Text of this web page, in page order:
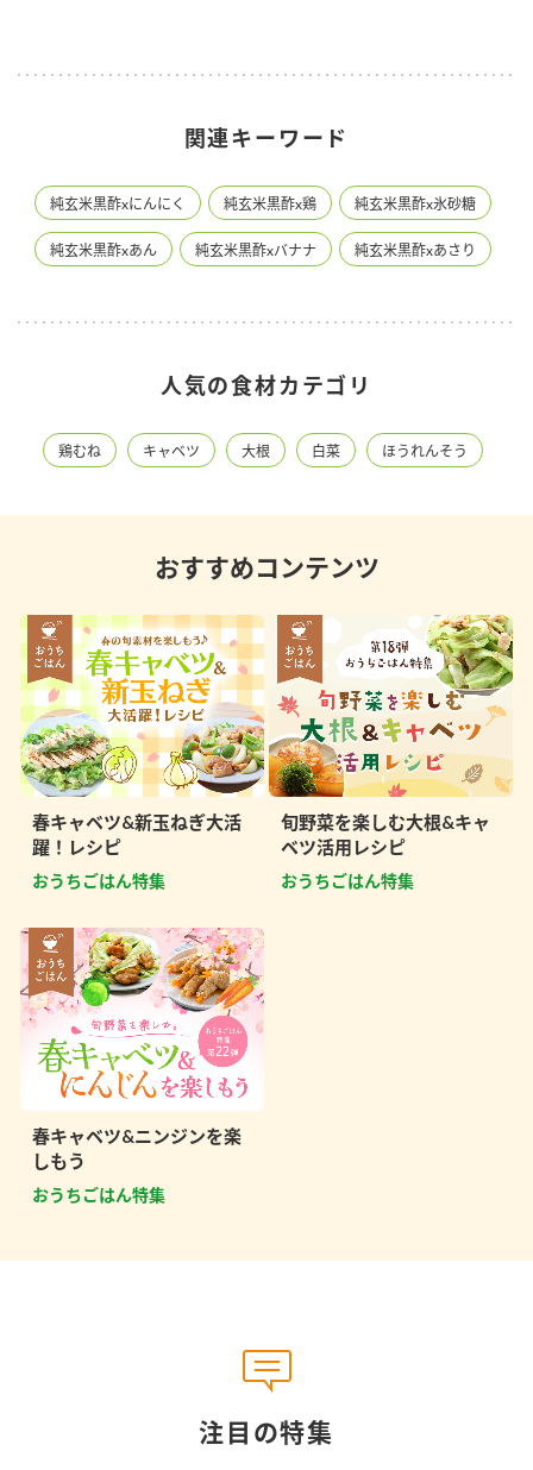
関連キーワード
純玄米黒酢xにんにく 純玄米黒酢x鶏 純玄米黒酢x氷砂糖
純玄米黒酢xあん 純玄米黒酢xバナナ 純玄米黒酢xあさり
人気の食材カテゴリ
鶏むね キャベツ 大根 白菜 ほうれんそう
おすすめコンテンツ
春キャベツ&新玉ねぎ大活
躍！レシピ
おうちごはん特集
旬野菜を楽しむ大根&キャ
ベツ活用レシピ
おうちごはん特集
春キャベツ&ニンジンを楽
しもう
おうちごはん特集
注目の特集